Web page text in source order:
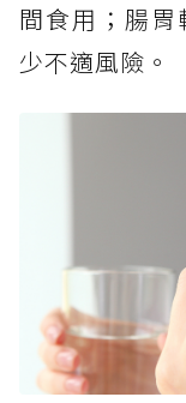
間食用；腸
少不適風險。